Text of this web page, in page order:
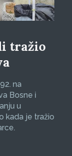
tražio
na
Bosne i
u
kada je tražio